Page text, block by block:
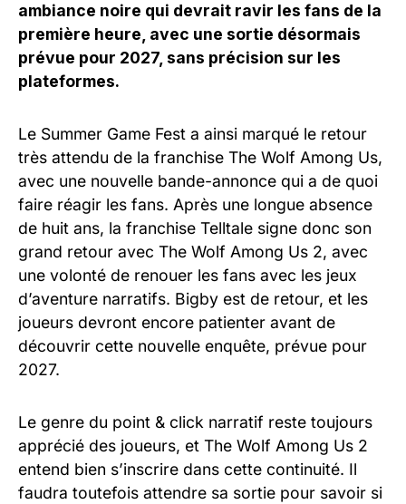
ambiance noire qui devrait ravir les fans de la
première heure, avec une sortie désormais
prévue pour 2027, sans précision sur les
plateformes.
Le Summer Game Fest a ainsi marqué le retour
très attendu de la franchise The Wolf Among Us,
avec une nouvelle bande-annonce qui a de quoi
faire réagir les fans. Après une longue absence
de huit ans, la franchise Telltale signe donc son
grand retour avec The Wolf Among Us 2, avec
une volonté de renouer les fans avec les jeux
d’aventure narratifs. Bigby est de retour, et les
joueurs devront encore patienter avant de
découvrir cette nouvelle enquête, prévue pour
2027.
Le genre du point & click narratif reste toujours
apprécié des joueurs, et The Wolf Among Us 2
entend bien s’inscrire dans cette continuité. Il
faudra toutefois attendre sa sortie pour savoir si